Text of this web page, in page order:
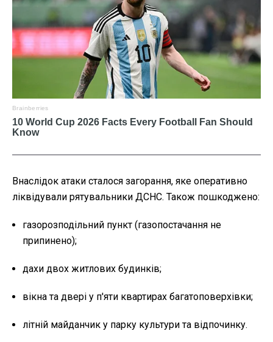
Внаслідок атаки сталося загорання, яке оперативно
ліквідували рятувальники ДСНС. Також пошкоджено:
газорозподільний пункт (газопостачання не
припинено);
дахи двох житлових будинків;
вікна та двері у п'яти квартирах багатоповерхівки;
літній майданчик у парку культури та відпочинку.